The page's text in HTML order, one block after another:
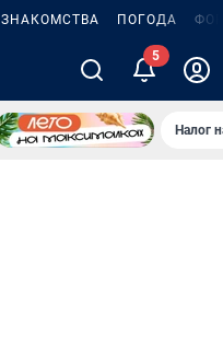
ЗНАКОМСТВА ПОГОДА
Налог